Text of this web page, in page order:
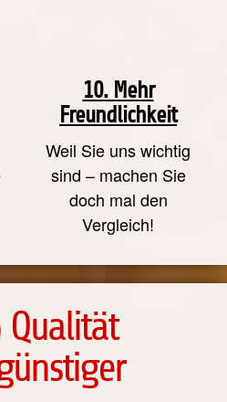
10. Mehr
Freundlichkeit
Weil Sie uns wichtig
sind – machen Sie
doch mal den
Vergleich!
Qualität